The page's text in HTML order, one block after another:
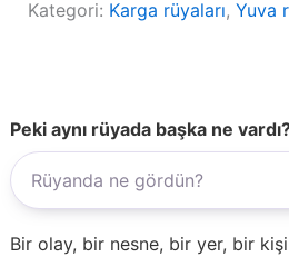
Kategori: Karga rüyaları, Yuva
Peki aynı rüyada başka ne
Bir olay, bir nesne, bir yer, bir